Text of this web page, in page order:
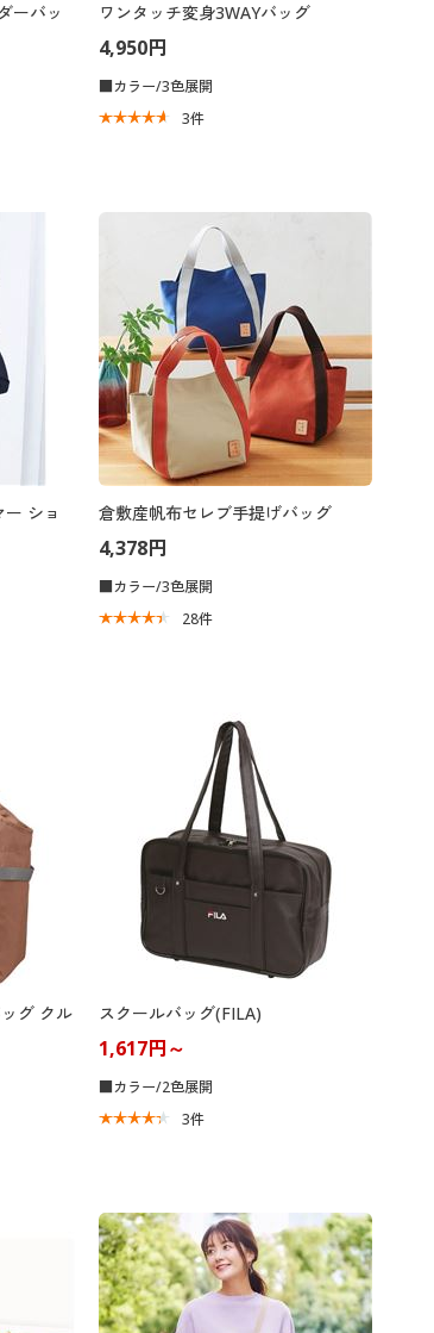
ーバッ
ワンタッチ変身3WAYバッグ
4,950円
■カラー/3色展開
3件
ショ
倉敷産帆布セレブ手提げバッグ
4,378円
■カラー/3色展開
28件
グ クル
スクールバッグ(FILA)
1,617円～
■カラー/2色展開
3件